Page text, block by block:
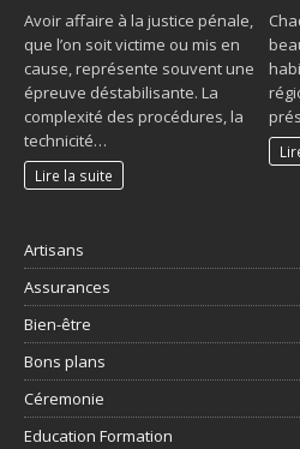
Avoir affaire à la justice pénale,
que l’on soit victime ou mis en
cause, représente souvent une
épreuve déstabilisante. La
complexité des procédures, la
technicité…
Lire la suite
Artisans
Assurances
Bien-être
Bons plans
Céremonie
Education Formation